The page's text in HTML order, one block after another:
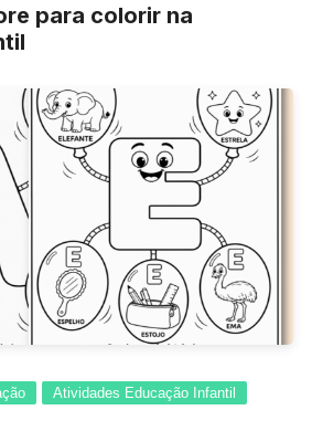
para colorir na
Atividades Educação Infantil